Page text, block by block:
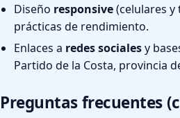
Diseño responsive(celulares y
prácticas de rendimiento.
Enlaces a redes socialesy
Partido de la Costa, provincia
Preguntas frecuentes